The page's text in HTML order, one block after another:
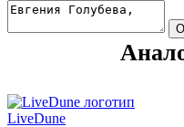
LiveDune